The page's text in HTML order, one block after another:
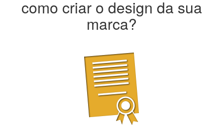
como criar o design da sua
marca?